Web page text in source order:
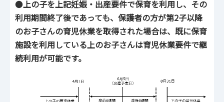
●上の子を上記妊娠・出産要件で保育を利用し、その
利用期間終了後であっても、保護者の方が第2子以降
のお子さんの育児休業を取得された場合は、既に保育
施設を利用している上のお子さんは育児休業要件で継
続利用が可能です。